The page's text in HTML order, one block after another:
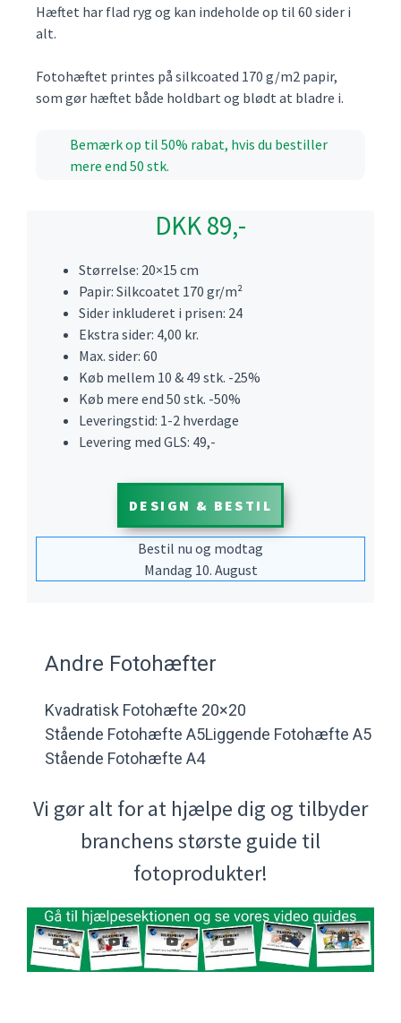
Hæftet har flad ryg og kan indeholde op til 60 sider i
alt.
Fotohæftet printes på silkcoated 170 g/m2 papir,
som gør hæftet både holdbart og blødt at bladre i.
Bemærk op til 50% rabat, hvis du bestiller
mere end 50 stk.
DKK 89,-
Størrelse: 20×15 cm
Papir: Silkcoatet 170 gr/m²
Sider inkluderet i prisen: 24
Ekstra sider: 4,00 kr.
Max. sider: 60
Køb mellem 10 & 49 stk. -25%
Køb mere end 50 stk. -50%
Leveringstid: 1-2 hverdage
Levering med GLS: 49,-
DESIGN & BESTIL
Bestil nu og modtag
Mandag 10. August
Andre Fotohæfter
Kvadratisk Fotohæfte 20×20
Stående Fotohæfte A5Liggende Fotohæfte A5
Stående Fotohæfte A4
Vi gør alt for at hjælpe dig og tilbyder
branchens største guide til
fotoprodukter!